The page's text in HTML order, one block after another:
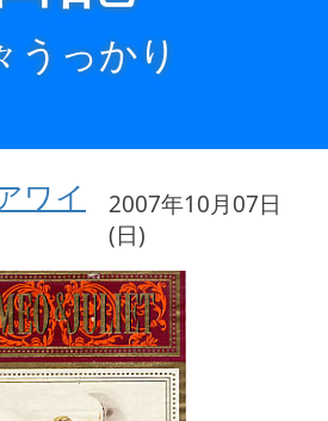
うっかり
ワイ
2007年10月07日
(日)